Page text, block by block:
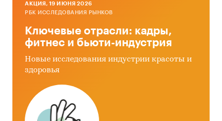
AКЦИЯ, 19 ИЮНЯ 2026
РБК ИССЛЕДОВАНИЯ РЫНКОВ
Ключевые отрасли: кадры,
фитнес и бьюти-индустрия
Новые исследования индустрии красоты и
здоровья